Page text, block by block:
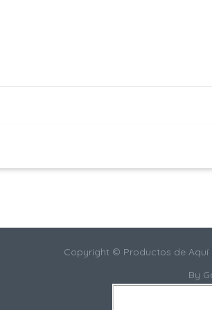
Copyright © Productos de Aquí |
By